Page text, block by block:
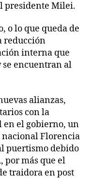
presidente Milei.
o lo que queda de
reducción
interna que
se encuentran al
alianzas,
con la
en el gobierno, un
nacional Florencia
puertismo debido
por más que el
traidora en post